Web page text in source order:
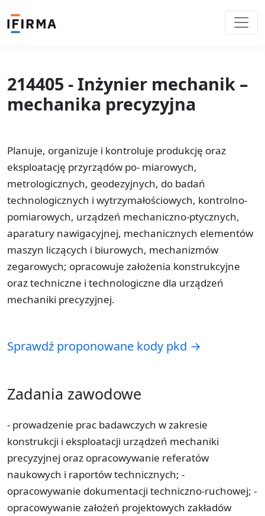
214405 - Inżynier mechanik –
mechanika precyzyjna
Planuje, organizuje i kontroluje produkcję oraz
eksploatację przyrządów po- miarowych,
metrologicznych, geodezyjnych, do badań
technologicznych i wytrzymałościowych, kontrolno-
pomiarowych, urządzeń mechaniczno-ptycznych,
aparatury nawigacyjnej, mechanicznych elementów
maszyn liczących i biurowych, mechanizmów
zegarowych; opracowuje założenia konstrukcyjne
oraz techniczne i technologiczne dla urządzeń
mechaniki precyzyjnej.
Sprawdź proponowane kody pkd →
Zadania zawodowe
- prowadzenie prac badawczych w zakresie
konstrukcji i eksploatacji urządzeń mechaniki
precyzyjnej oraz opracowywanie referatów
naukowych i raportów technicznych; -
opracowywanie dokumentacji techniczno-ruchowej; -
opracowywanie założeń projektowych zakładów